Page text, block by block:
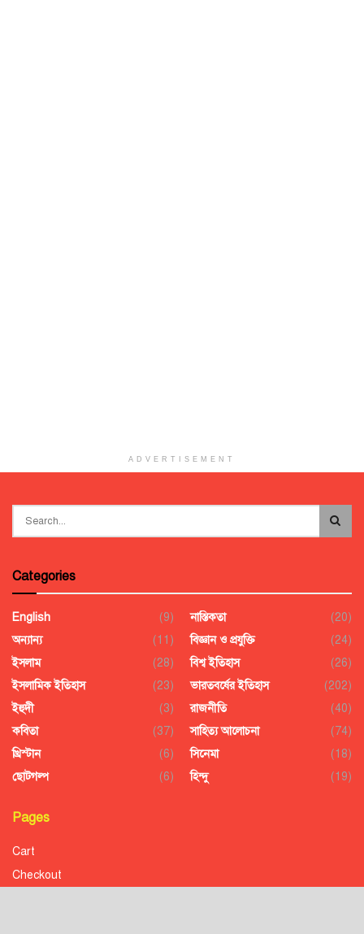
ADVERTISEMENT
Categories
English
(9)
অন্যান্য
(11)
ইসলাম
(28)
ইসলামিক ইতিহাস
(23)
ইহুদী
(3)
কবিতা
(37)
খ্রিস্টান
(6)
ছোটগল্প
(6)
নাস্তিকতা
(20)
বিজ্ঞান ও প্রযুক্তি
(24)
বিশ্ব ইতিহাস
(26)
ভারতবর্ষের ইতিহাস
(202)
রাজনীতি
(40)
সাহিত্য আলোচনা
(74)
সিনেমা
(18)
হিন্দু
(19)
Pages
Cart
Checkout